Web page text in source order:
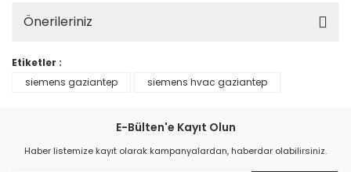
Önerileriniz
Etiketler :
siemens gaziantep
siemens hvac gaziantep
E-Bülten'e Kayıt Olun
Haber listemize kayıt olarak kampanyalardan, haberdar olabilirsiniz.